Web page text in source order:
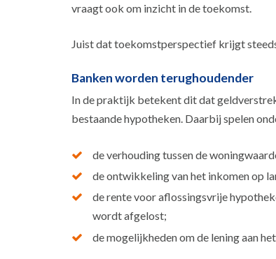
vraagt ook om inzicht in de toekomst.
Juist dat toekomstperspectief krijgt
Banken worden terughoudender
In de praktijk betekent dit dat
bestaande hypotheken. Daarbij spelen
de verhouding tussen de
de ontwikkeling van het inkomen op
de rente voor aflossingsvrije
wordt afgelost;
de mogelijkheden om de lening aan